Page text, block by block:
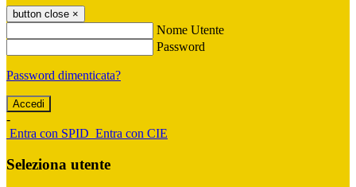
button close ×
Nome Utente
Password
Password dimenticata?
-
Entra con SPID Entra con CIE
Seleziona utente